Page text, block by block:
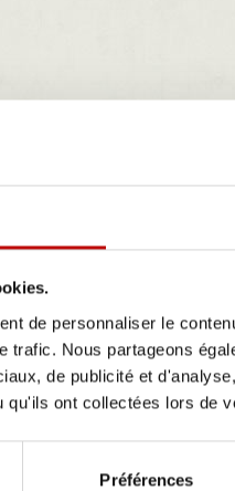
de personnaliser le
trafic. Nous partageons
de publicité et
qu'ils ont collectées lors de
Préférences